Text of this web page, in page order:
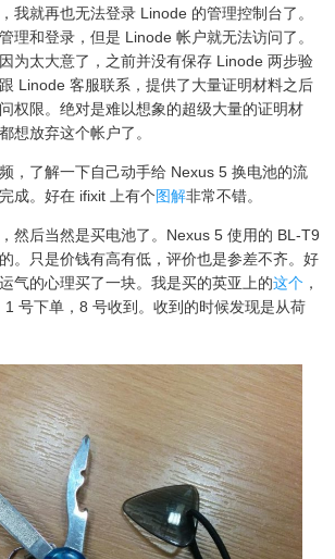
我就再也无法登录 Linode 的管理控制台了。
理和登录，但是 Linode 帐户就无法访问了。
为太大意了，之前并没有保存 Linode 两步验
Linode 客服联系，提供了大量证明材料之后
权限。绝对是难以想象的超级大量的证明材
想放弃这个帐户了。
，了解一下自己动手给 Nexus 5 换电池的流
成。好在 ifixit 上有个图解非常不错。
然后当然是买电池了。Nexus 5 使用的 BL-T9
。只是价钱有高有低，评价也是参差不齐。好
气的心理买了一块。我是买的英亚上的这个 ，
1 号下单，8 号收到。收到的时候发现是从荷